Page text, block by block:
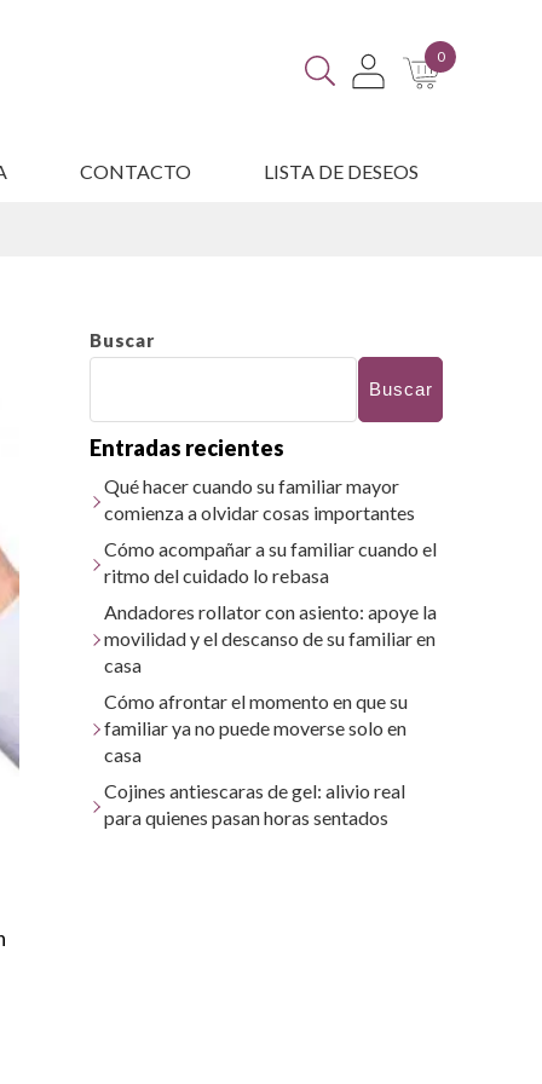
0
CONTACTO LISTA DE DESEOS
Buscar
Buscar
Entradas recientes
Qué hacer cuando su familiar mayor
comienza a olvidar cosas importantes
Cómo acompañar a su familiar cuando el
ritmo del cuidado lo rebasa
Andadores rollator con asiento: apoye la
movilidad y el descanso de su familiar en
casa
Cómo afrontar el momento en que su
familiar ya no puede moverse solo en
casa
Cojines antiescaras de gel: alivio real
para quienes pasan horas sentados